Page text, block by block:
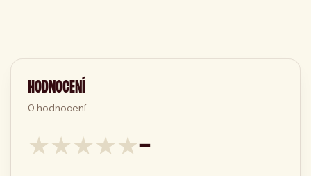
HODNOCENÍ
0 hodnocení
★★★★★—